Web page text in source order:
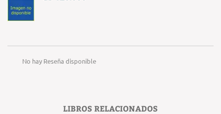
No hay Reseña disponible
LIBROS RELACIONADOS